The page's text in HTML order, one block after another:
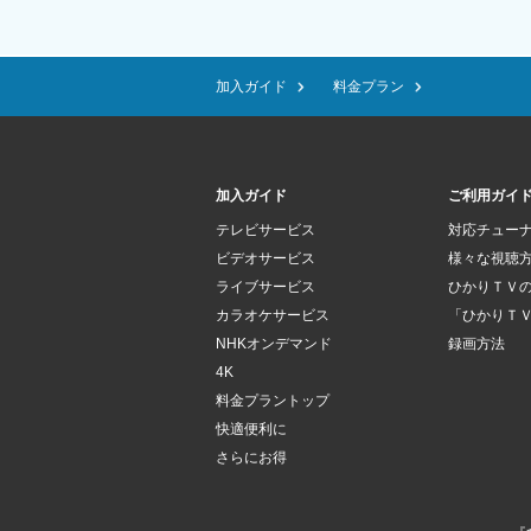
加入ガイド 料金プラン
加入ガイド
テレビサービス
ビデオサービス
ライブサービス
カラオケサービス
NHKオンデマンド
4K
料金プラントップ
快適便利に
さらにお得
ご利用ガイド
対応チュー
様々な視聴
ひかりＴＶ
「ひかりＴ
録画方法